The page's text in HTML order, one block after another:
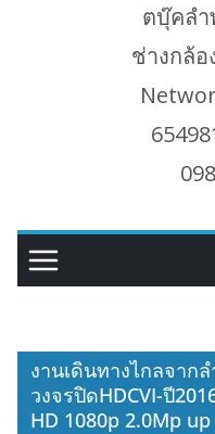
ตบุ๊คลำ
ช่างกล้อ
งานเดินทางไกลจาก
วงจรปิดHDCVI-ปี
HD 1080p 2.0Mp